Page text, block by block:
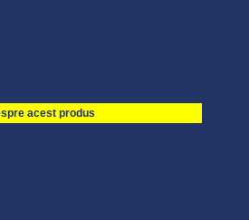
acest produs